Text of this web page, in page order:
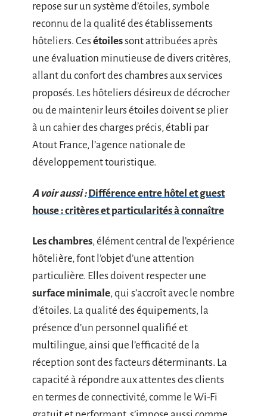
repose sur un système d’étoiles, symbole
reconnu de la qualité des établissements
hôteliers. Cesétoilessont attribuées après
une évaluation minutieuse de divers critères,
allant du confort des chambres aux services
proposés. Les hôteliers désireux de décrocher
ou de maintenir leurs étoiles doivent se plier
à un cahier des charges précis, établi par
Atout France, l’agence nationale de
développement touristique.
A voir aussi : Différence entre hôtel et guest
house : critères et particularités à connaître
Les chambres, élément central de l’expérience
hôtelière, font l’objet d’une attention
particulière. Elles doivent respecter une
surface minimale, qui s’accroît avec le nombre
d’étoiles. La qualité des équipements, la
présence d’un personnel qualifié et
multilingue, ainsi que l’efficacité de la
réception sont des facteurs déterminants. La
capacité à répondre aux attentes des clients
en termes de connectivité, comme le Wi-Fi